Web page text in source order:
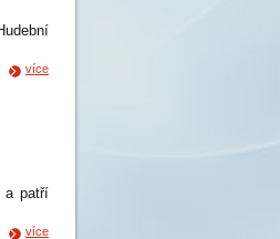
více
a patří
více